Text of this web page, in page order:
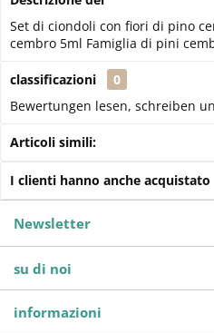
Set di ciondoli con fiori di pino
cembro 5ml Famiglia di pini
classificazioni
0
Bewertungen lesen, schreiben
Articoli simili:
I clienti hanno anche acquistato
Newsletter
su di noi
informazioni